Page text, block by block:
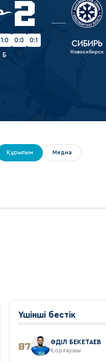
2
1:0 0:0 0:1
Б
СИБИРЬ
Новосибирск
Құрылым Медиа
Үшінші бестік
87 ӘДIЛ БЕКЕТАЕВ
Қорғаушы